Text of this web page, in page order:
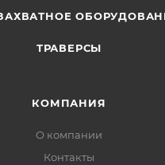
ТРАВЕРСЫ
КОМПАНИЯ
О компании
Контакты